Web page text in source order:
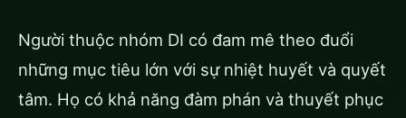
Người thuộc nhóm DI có đam mê theo đuổi
những mục tiêu lớn với sự nhiệt huyết và quyết
tâm. Họ có khả năng đàm phán và thuyết phục